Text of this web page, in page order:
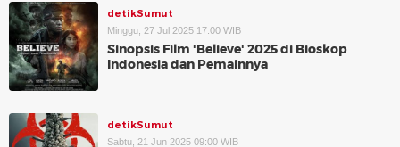
detikSumut
Minggu, 27 Jul 2025 17:00 WIB
Sinopsis Film 'Believe' 2025 di Bioskop
Indonesia dan Pemainnya
detikSumut
Sabtu, 21 Jun 2025 09:00 WIB